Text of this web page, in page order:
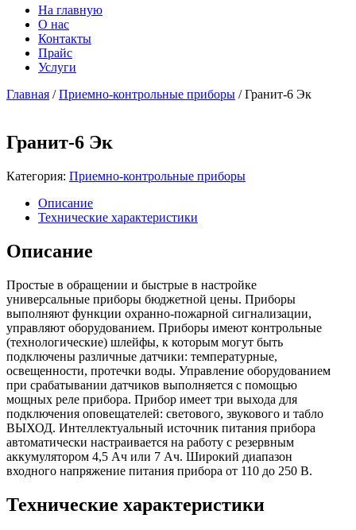
На главную
О нас
Контакты
Прайс
Услуги
Главная /Приемно-контрольные приборы / Гранит-6 Эк
Гранит-6 Эк
Категория: Приемно-контрольные приборы
Описание
Технические характеристики
Описание
Простые в обращении и быстрые в настройке
универсальные приборы бюджетной цены. Приборы
выполняют функции охранно-пожарной сигнализации,
управляют оборудованием. Приборы имеют контрольные
(технологические) шлейфы, к которым могут быть
подключены различные датчики: температурные,
освещенности, протечки воды. Управление оборудованием
при срабатывании датчиков выполняется с помощью
мощных реле прибора. Прибор имеет три выхода для
подключения оповещателей: светового, звукового и табло
ВЫХОД. Интеллектуальный источник питания прибора
автоматически настраивается на работу с резервным
аккумулятором 4,5 Ач или 7 Ач. Широкий диапазон
входного напряжение питания прибора от 110 до 250 В.
Технические характеристики